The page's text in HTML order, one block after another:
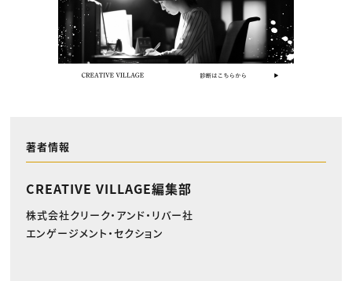
著者情報
CREATIVE VILLAGE編集部
株式会社クリーク・アンド・リバー社
エンゲージメント・セクション